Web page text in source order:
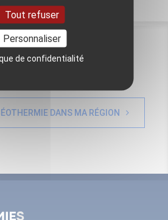
DANS MA RÉGION
Tout refuser
Personnaliser
de confidentialité